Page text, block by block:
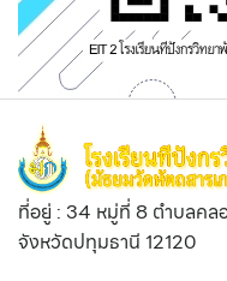
ที่อยู่ : 34 หมู่ที่ 8 ตำบลคล
จังหวัดปทุมธานี 12120